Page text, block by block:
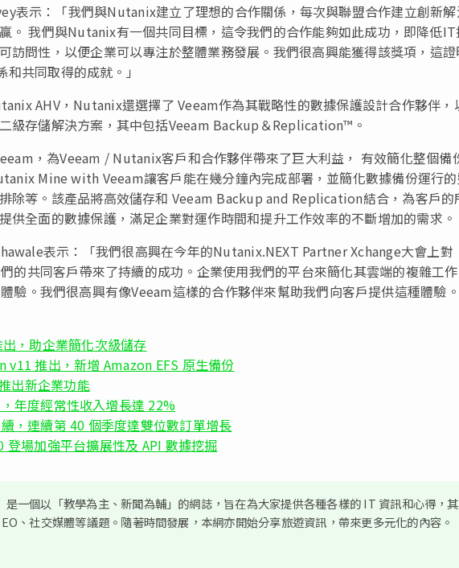
表示：「我們與Nutanix建立了理想的合作關係，每次與聯盟合作建立創新
。 我們與Nutanix有一個共同目標，這令我們的合作能夠如此成功，即降低
訪問性，以便企業可以專注於整體業務發展。我們很高興能獲得該獎項，這
共同取得的成就。」
AHV，Nutanix還選擇了 Veeam作為其戰略性的數據保護設計合作夥伴，
級存儲解決方案，其中包括Veeam Backup＆Replication™。
，為Veeam / Nutanix客戶和合作夥伴帶來了巨大利益， 有效簡化整個備
Mine with Veeam讓客戶能在幾分鐘內完成部署，並簡化數據備份運行
除等。該產品將高效儲存和 Veeam Backup and Replication結合，為客戶的
供全面的數據保護，滿足企業對運作時間和提升工作效率的不斷增加的需求。
表示：「我們很高興在今年的Nutanix.NEXT Partner Xchange大會上對
的共同客戶帶來了持續的成功。企業使用我們的平台來簡化其雲端的複雜工
驗。我們很高興有像Veeam這樣的合作夥伴來幫助我們向客戶提供這種體驗
，助企業簡化次級儲存
推出，新增 Amazon EFS 原生備份
出新企業功能
年度經常性收入增長達 22%
，連續第 40 個季度達雙位數訂單增長
場加強平台擴展性及 API 數據挖掘
是一個以「教學為主、新聞為輔」的網誌，旨在為大家提供各種各樣的 IT 資訊和心得，
、社交媒體等議題。隨著時間發展，本網亦開始分享旅遊資訊，帶來更多元化的內容。